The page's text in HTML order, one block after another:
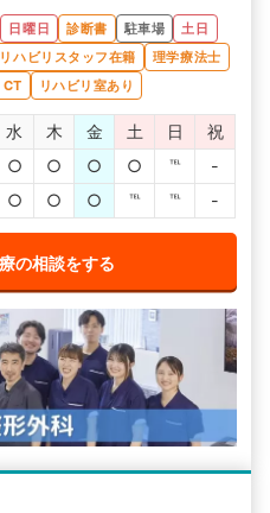
日曜日 診断書 駐車場
土日
リハビリスタッフ在籍
理学療法士
CT リハビリ室あり
水 木 金 土 日
祝
○ ○ ○ ○ ℡
-
○ ○ ○ ℡ ℡ -
の相談をする